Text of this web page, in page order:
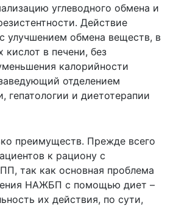
углеводного обмена и
Действие
улучшением обмена веществ, в
в печени, без
калорийности
отделением
гепатологии и диетотерапии
преимуществ. Прежде всего
к рациону с
так как основная проблема
НАЖБП с помощью диет –
их действия, по сути,